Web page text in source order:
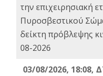
την επιχειρησιακή
Πυροσβεστικού
δείκτη πρόβλεψης
08-2026
03/08/2026, 18:08,